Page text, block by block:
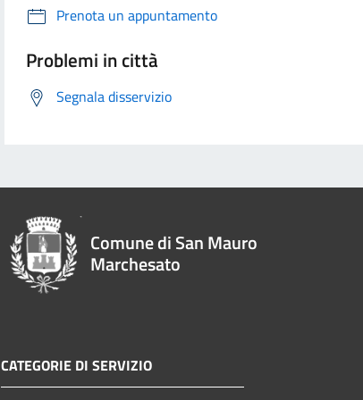
Prenota un appuntamento
Problemi in città
Segnala disservizio
Comune di San Mauro
Marchesato
CATEGORIE DI SERVIZIO